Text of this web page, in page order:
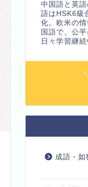
中国語と英
語はHSK6級
化。欧米の
国語で、公
日々学習継続
成語・如